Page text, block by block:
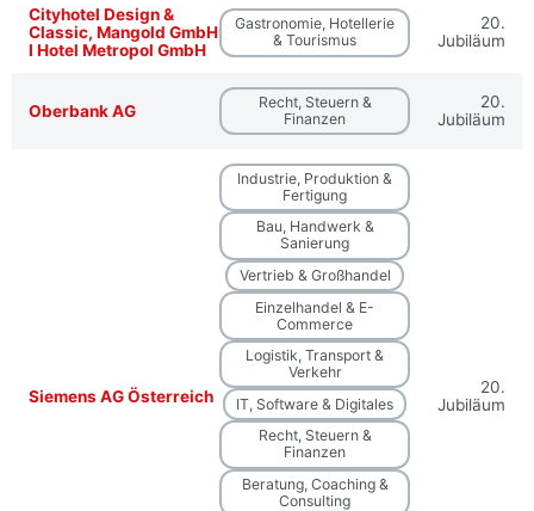
Cityhotel Design &
Classic, Mangold GmbH
I Hotel Metropol GmbH
Gastronomie, Hotellerie
& Tourismus
20.
Jubiläum
Oberbank AG
Recht, Steuern &
Finanzen
20.
Jubiläum
Siemens AG Österreich
Industrie, Produktion &
Fertigung
Bau, Handwerk &
Sanierung
Vertrieb & Großhandel
Einzelhandel & E-
Commerce
Logistik, Transport &
Verkehr
IT, Software & Digitales
Recht, Steuern &
Finanzen
Beratung, Coaching &
Consulting
20.
Jubiläum